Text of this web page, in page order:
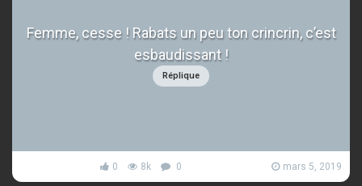
Femme, cesse ! Rabats un peu ton crincrin, c’est
esbaudissant !
Réplique
0 8k 0 mars 5, 2019